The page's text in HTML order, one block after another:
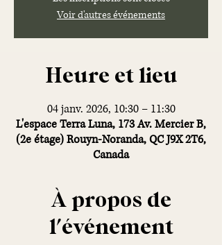
Voir d'autres événements
Heure et lieu
04 janv. 2026, 10:30 – 11:30
L'espace Terra Luna, 173 Av. Mercier B,
(2e étage) Rouyn-Noranda, QC J9X 2T6,
Canada
À propos de
l'événement